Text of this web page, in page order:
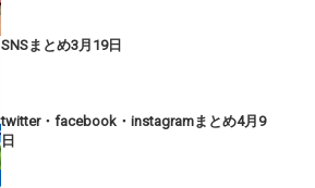
SNSまとめ3月19日
twitter・facebook・instagramまとめ4月9
日